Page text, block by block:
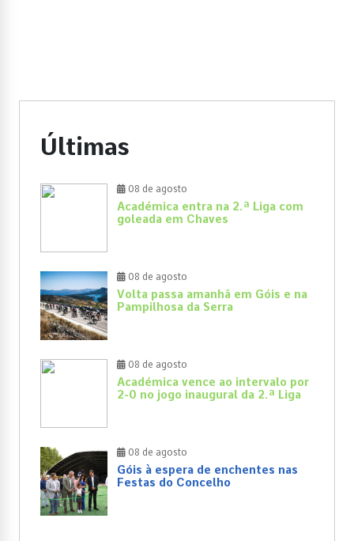
Últimas
08 de agosto
Académica entra na 2.ª Liga com
goleada em Chaves
08 de agosto
Volta passa amanhã em Góis e na
Pampilhosa da Serra
08 de agosto
Académica vence ao intervalo por
2-0 no jogo inaugural da 2.ª Liga
08 de agosto
Góis à espera de enchentes nas
Festas do Concelho